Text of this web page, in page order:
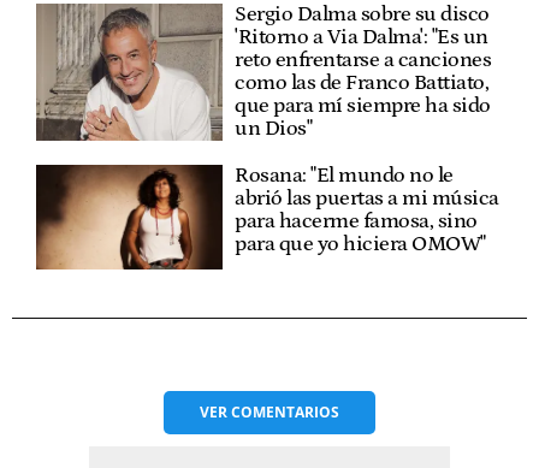
Sergio Dalma sobre su disco
'Ritorno a Via Dalma': "Es un
reto enfrentarse a canciones
como las de Franco Battiato,
que para mí siempre ha sido
un Dios"
Rosana: "El mundo no le
abrió las puertas a mi música
para hacerme famosa, sino
para que yo hiciera OMOW"
VERCOMENTARIOS